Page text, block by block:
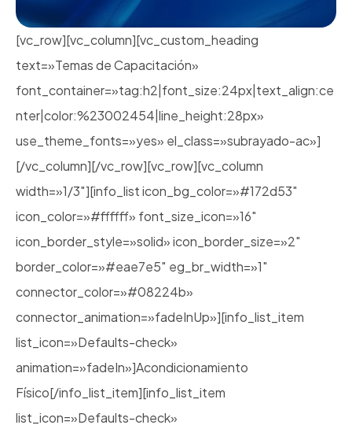
[vc_row][vc_column][vc_custom_heading
text=»Temas de Capacitación»
font_container=»tag:h2|font_size:24px|text_align:ce
nter|color:%23002454|line_height:28px»
use_theme_fonts=»yes» el_class=»subrayado-ac»]
[/vc_column][/vc_row][vc_row][vc_column
width=»1/3″][info_list icon_bg_color=»#172d53″
icon_color=»#ffffff» font_size_icon=»16″
icon_border_style=»solid» icon_border_size=»2″
border_color=»#eae7e5″ eg_br_width=»1″
connector_color=»#08224b»
connector_animation=»fadeInUp»][info_list_item
list_icon=»Defaults-check»
animation=»fadeIn»]Acondicionamiento
Físico[/info_list_item][info_list_item
list_icon=»Defaults-check»